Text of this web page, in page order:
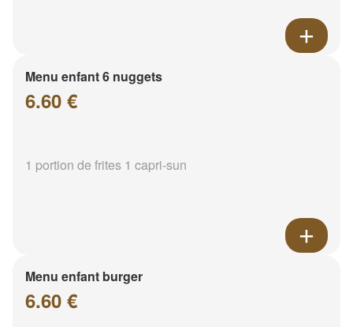
Menu enfant 6 nuggets
6.60 €
1 portion de frites 1 capri-sun
Menu enfant burger
6.60 €